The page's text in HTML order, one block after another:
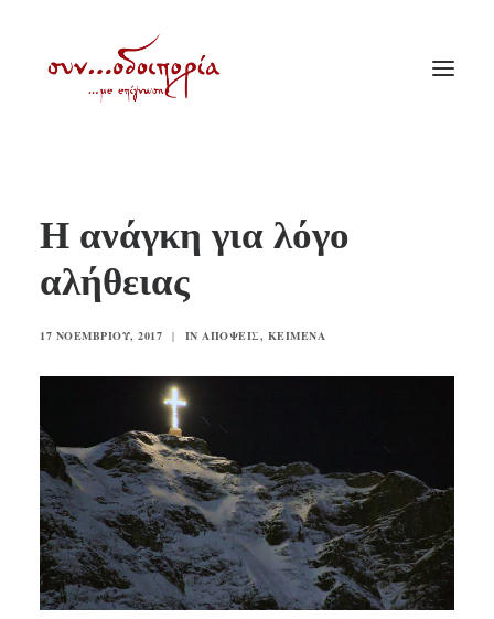
ΘΕΜΑΤΟΛΟΓΙΑ
ΑΝΑΚΟΙΝΩΣΕΙΣ
ΠΑΛΑΙΑ ΣΥΝΟΔΟΙΠΟΡΙΑ
ΕΠΙΚΟΙΝΩΝΙΑ
SEARCH
Η ανάγκη για λόγο
αλήθειας
17 ΝΟΕΜΒΡΊΟΥ, 2017 | IN ΑΠΌΨΕΙΣ, ΚΕΊΜΕΝΑ